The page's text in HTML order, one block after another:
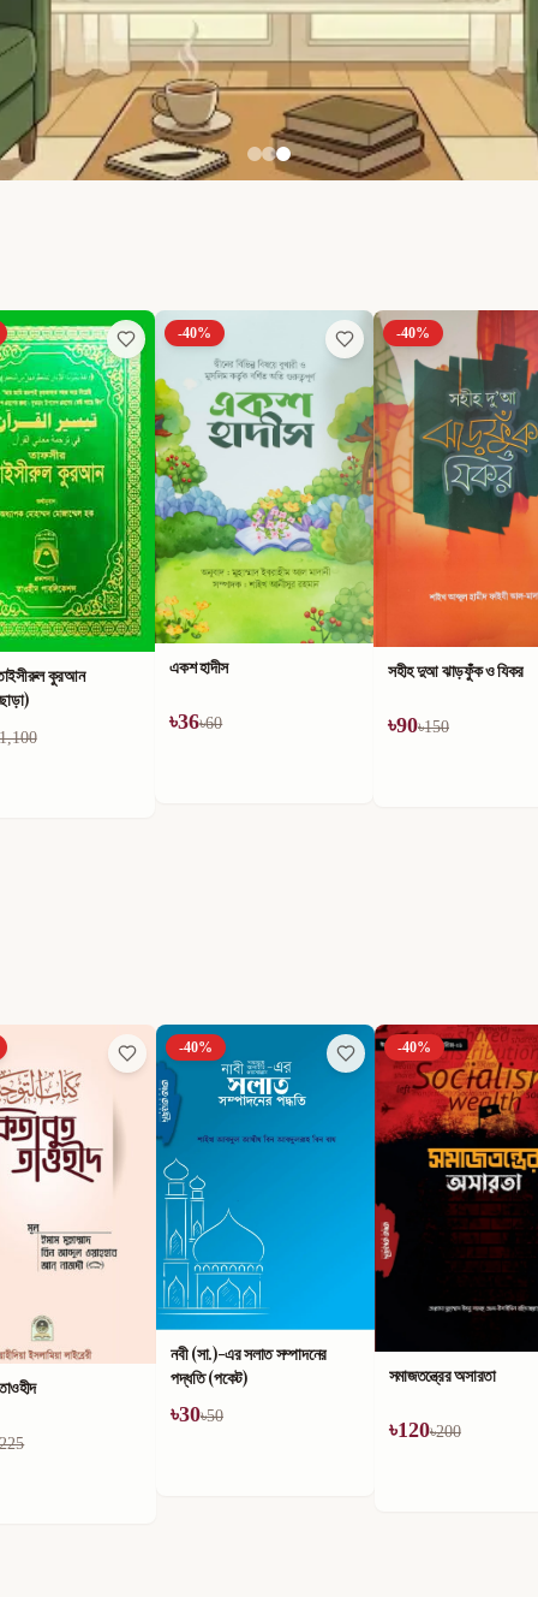
-40%
সহীহ দুআ ঝাড়ফুঁক ও যিকর
৳90৳150
-40%
৳618৳1,030
225
-40%
নবী (সা.)-এর সলাত সম্পাদনের
পদ্ধতি (পকেট)
৳30৳50
-40%
সমাজতন্ত্রের অসারতা
৳120৳200